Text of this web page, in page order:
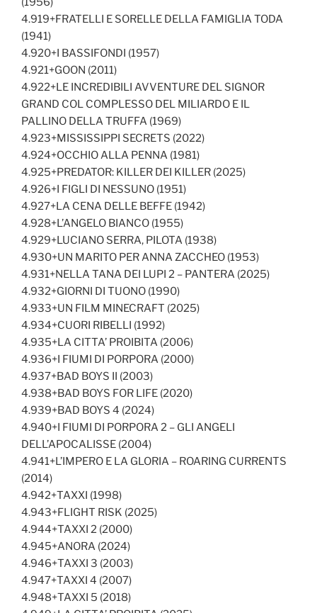
4.919+FRATELLI E SORELLE DELLA FAMIGLIA TODA
(1941)
4.920+I BASSIFONDI (1957)
4.921+GOON (2011)
4.922+LE INCREDIBILI AVVENTURE DEL SIGNOR
GRAND COL COMPLESSO DEL MILIARDO E IL
PALLINO DELLA TRUFFA (1969)
4.923+MISSISSIPPI SECRETS (2022)
4.924+OCCHIO ALLA PENNA (1981)
4.925+PREDATOR: KILLER DEI KILLER (2025)
4.926+I FIGLI DI NESSUNO (1951)
4.927+LA CENA DELLE BEFFE (1942)
4.928+L’ANGELO BIANCO (1955)
4.929+LUCIANO SERRA, PILOTA (1938)
4.930+UN MARITO PER ANNA ZACCHEO (1953)
4.931+NELLA TANA DEI LUPI 2 – PANTERA (2025)
4.932+GIORNI DI TUONO (1990)
4.933+UN FILM MINECRAFT (2025)
4.934+CUORI RIBELLI (1992)
4.935+LA CITTA’ PROIBITA (2006)
4.936+I FIUMI DI PORPORA (2000)
4.937+BAD BOYS II (2003)
4.938+BAD BOYS FOR LIFE (2020)
4.939+BAD BOYS 4 (2024)
4.940+I FIUMI DI PORPORA 2 – GLI ANGELI
DELL’APOCALISSE (2004)
4.941+L’IMPERO E LA GLORIA – ROARING CURRENTS
(2014)
4.942+TAXXI (1998)
4.943+FLIGHT RISK (2025)
4.944+TAXXI 2 (2000)
4.945+ANORA (2024)
4.946+TAXXI 3 (2003)
4.947+TAXXI 4 (2007)
4.948+TAXXI 5 (2018)